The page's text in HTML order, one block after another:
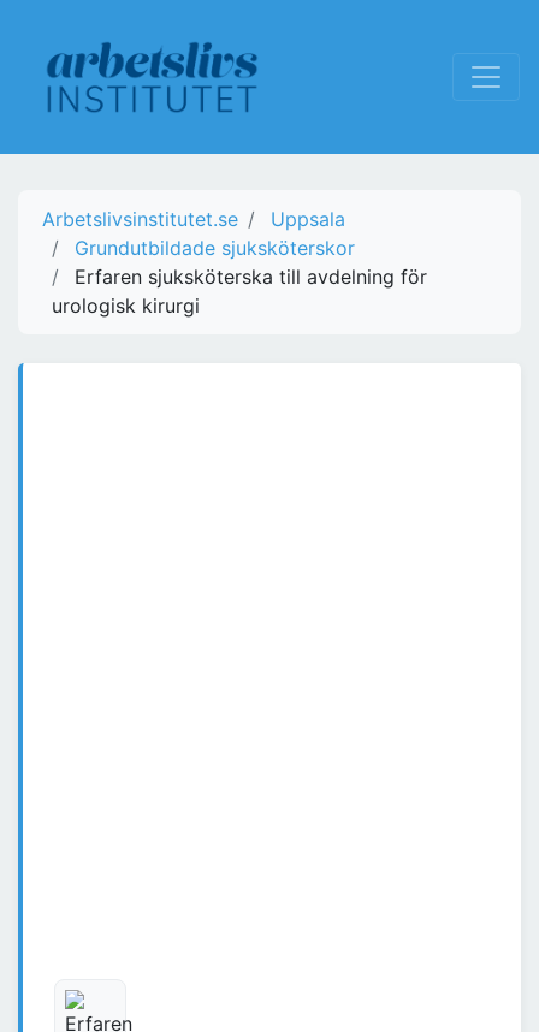
Arbetslivsinstitutet.se
Uppsala
Grundutbildade sjuksköterskor
Erfaren sjuksköterska till avdelning för
urologisk kirurgi